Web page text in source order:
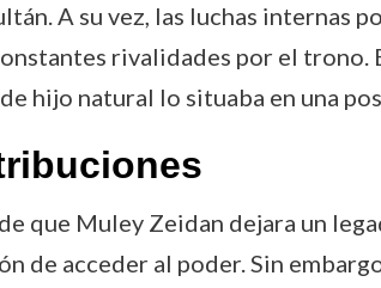
A su vez, las luchas internas
rivalidades por el trono.
hijo natural lo situaba en una
que Muley Zeidan dejara un
de acceder al poder. Sin